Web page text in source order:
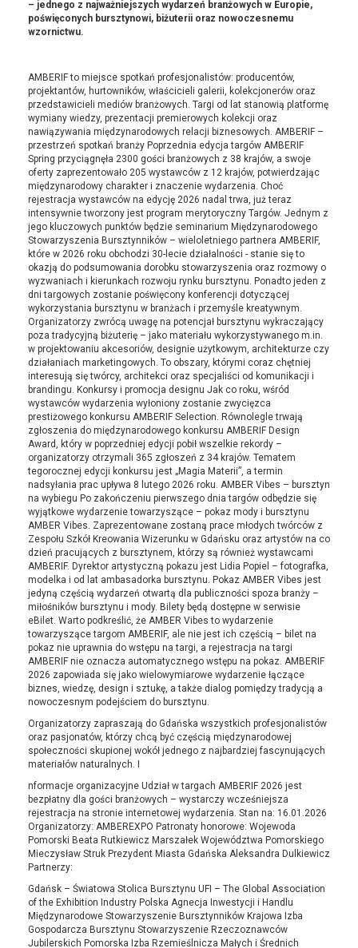
– jednego z najważniejszych wydarzeń branżowych w Europie,
poświęconych bursztynowi, biżuterii oraz nowoczesnemu
wzornictwu.
AMBERIF to miejsce spotkań profesjonalistów: producentów,
projektantów, hurtowników, właścicieli galerii, kolekcjonerów oraz
przedstawicieli mediów branżowych. Targi od lat stanowią platformę
wymiany wiedzy, prezentacji premierowych kolekcji oraz
nawiązywania międzynarodowych relacji biznesowych. AMBERIF –
przestrzeń spotkań branży Poprzednia edycja targów AMBERIF
Spring przyciągnęła 2300 gości branżowych z 38 krajów, a swoje
oferty zaprezentowało 205 wystawców z 12 krajów, potwierdzając
międzynarodowy charakter i znaczenie wydarzenia. Choć
rejestracja wystawców na edycję 2026 nadal trwa, już teraz
intensywnie tworzony jest program merytoryczny Targów. Jednym z
jego kluczowych punktów będzie seminarium Międzynarodowego
Stowarzyszenia Bursztynników – wieloletniego partnera AMBERIF,
które w 2026 roku obchodzi 30-lecie działalności - stanie się to
okazją do podsumowania dorobku stowarzyszenia oraz rozmowy o
wyzwaniach i kierunkach rozwoju rynku bursztynu. Ponadto jeden z
dni targowych zostanie poświęcony konferencji dotyczącej
wykorzystania bursztynu w branżach i przemyśle kreatywnym.
Organizatorzy zwrócą uwagę na potencjał bursztynu wykraczający
poza tradycyjną biżuterię – jako materiału wykorzystywanego m.in.
w projektowaniu akcesoriów, designie użytkowym, architekturze czy
działaniach marketingowych. To obszary, którymi coraz chętniej
interesują się twórcy, architekci oraz specjaliści od komunikacji i
brandingu. Konkursy i promocja designu Jak co roku, wśród
wystawców wydarzenia wyłoniony zostanie zwycięzca
prestiżowego konkursu AMBERIF Selection. Równolegle trwają
zgłoszenia do międzynarodowego konkursu AMBERIF Design
Award, który w poprzedniej edycji pobił wszelkie rekordy –
organizatorzy otrzymali 365 zgłoszeń z 34 krajów. Tematem
tegorocznej edycji konkursu jest „Magia Materii”, a termin
nadsyłania prac upływa 8 lutego 2026 roku. AMBER Vibes – bursztyn
na wybiegu Po zakończeniu pierwszego dnia targów odbędzie się
wyjątkowe wydarzenie towarzyszące – pokaz mody i bursztynu
AMBER Vibes. Zaprezentowane zostaną prace młodych twórców z
Zespołu Szkół Kreowania Wizerunku w Gdańsku oraz artystów na co
dzień pracujących z bursztynem, którzy są również wystawcami
AMBERIF. Dyrektor artystyczną pokazu jest Lidia Popiel – fotografka,
modelka i od lat ambasadorka bursztynu. Pokaz AMBER Vibes jest
jedyną częścią wydarzeń otwartą dla publiczności spoza branży –
miłośników bursztynu i mody. Bilety będą dostępne w serwisie
eBilet. Warto podkreślić, że AMBER Vibes to wydarzenie
towarzyszące targom AMBERIF, ale nie jest ich częścią – bilet na
pokaz nie uprawnia do wstępu na targi, a rejestracja na targi
AMBERIF nie oznacza automatycznego wstępu na pokaz. AMBERIF
2026 zapowiada się jako wielowymiarowe wydarzenie łączące
biznes, wiedzę, design i sztukę, a także dialog pomiędzy tradycją a
nowoczesnym podejściem do bursztynu.
Organizatorzy zapraszają do Gdańska wszystkich profesjonalistów
oraz pasjonatów, którzy chcą być częścią międzynarodowej
społeczności skupionej wokół jednego z najbardziej fascynujących
materiałów naturalnych. I
nformacje organizacyjne Udział w targach AMBERIF 2026 jest
bezpłatny dla gości branżowych – wystarczy wcześniejsza
rejestracja na stronie internetowej wydarzenia. Stan na: 16.01.2026
Organizatorzy: AMBEREXPO Patronaty honorowe: Wojewoda
Pomorski Beata Rutkiewicz Marszałek Województwa Pomorskiego
Mieczysław Struk Prezydent Miasta Gdańska Aleksandra Dulkiewicz
Partnerzy:
Gdańsk – Światowa Stolica Bursztynu UFI – The Global Association
of the Exhibition Industry Polska Agnecja Inwestycji i Handlu
Międzynarodowe Stowarzyszenie Bursztynników Krajowa Izba
Gospodarcza Bursztynu Stowarzyszenie Rzeczoznawców
Jubilerskich Pomorska Izba Rzemieślnicza Małych i Średnich